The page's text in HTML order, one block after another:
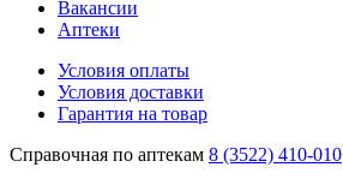
Вакансии
Аптеки
Условия оплаты
Условия доставки
Гарантия на товар
Справочная по аптекам 8 (3522) 410-010